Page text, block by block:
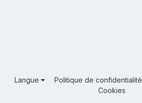
Langue Politique de confidentialité
Cookies